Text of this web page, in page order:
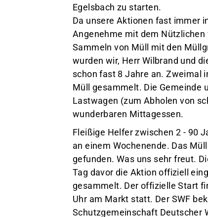
Egelsbach zu starten.
Da unsere Aktionen fast immer
Angenehme mit dem
Sammeln von Müll mit den
wurden wir, Herr Wilbrand und
schon fast 8 Jahre an. Zweimal
Müll gesammelt. Die Gemeinde
Lastwagen (zum Abholen von
wunderbaren Mittagessen.
Fleißige Helfer zwischen 2 - 90
an einem Wochenende. Das
gefunden. Was uns sehr freut.
Tag davor die Aktion offiziell
gesammelt. Der offizielle Start
Uhr am Markt statt. Der SWF
Schutzgemeinschaft Deutscher